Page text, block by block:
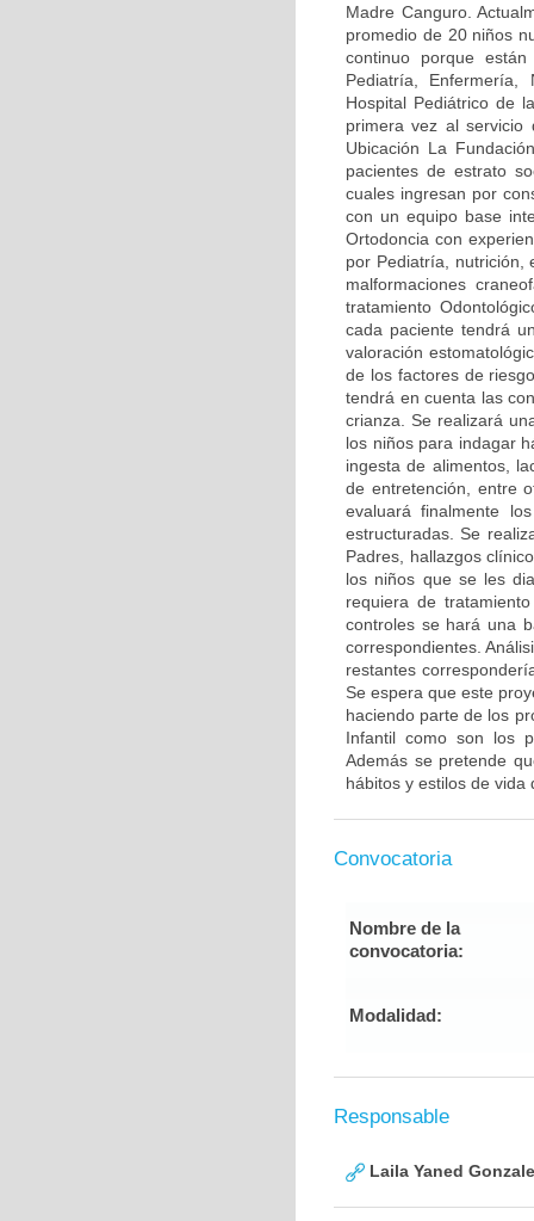
Madre Canguro.
promedio de 20 niños
continuo porque
Pediatría, Enfermería,
Hospital Pediátrico de
primera vez al
Ubicación La
pacientes de estrato
cuales ingresan por
con un equipo base
Ortodoncia con
por Pediatría, nutrición,
malformaciones
tratamiento
cada paciente tendrá
valoración
de los factores de
tendrá en cuenta las
crianza. Se realizará
los niños para indagar
ingesta de alimentos,
de entretención, entre
evaluará finalmente
estructuradas. Se
Padres, hallazgos
los niños que se les
requiera de
controles se hará una
correspondientes.
restantes
Se espera que este
haciendo parte de los
Infantil como son los
Además se pretende
hábitos y estilos de
Convocatoria
Nombre de la
convocatoria:
Modalidad:
Responsable
Laila Yaned